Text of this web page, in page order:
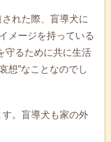
れた際、盲導犬に
メージを持っている
守るために共に生活
想”なことなのでし
。盲導犬も家の外